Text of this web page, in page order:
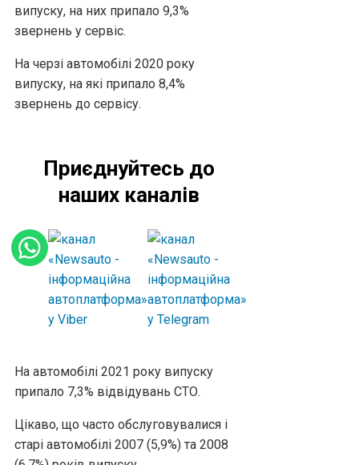
випуску, на них припало 9,3%
звернень у сервіс.
На черзі автомобілі 2020 року
випуску, на які припало 8,4%
звернень до сервісу.
Приєднуйтесь до
наших каналів
На автомобілі 2021 року випуску
припало 7,3% відвідувань СТО.
Цікаво, що часто обслуговувалися і
старі автомобілі 2007 (5,9%) та 2008